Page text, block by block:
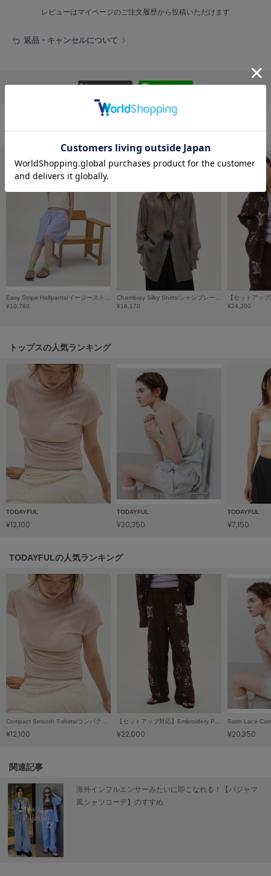
ファーファー
gelato pique Sleep
ジェラート ピケ スリープ
グラミチ
HUNTER
ハンター
HOKA ONEONE
KEEN
キーン
LeSportsac
LILY BROWN
LILY BROWN Lingerie
リリーブラウンランジェリー
リトルユニオン トウキョウ
made of Organics
メイドオブオーガニクス
ミチュ コケット
miies miim
ミーエスミーム
Mila Owen
ミラオーウェン
MOIGE
レビューはマイページのご注文履歴から投稿いただけます
返品・キャンセルについて
おすすめ商品
¥10,780
¥16,170
¥24,200
トップスの人気ランキング
TODAYFUL
¥12,100
TODAYFUL
¥20,350
TODAYFUL
¥7,150
TODAYFULの人気ランキング
Compact Smooth T-shirts/コンパクトスムースTシャツ
¥12,100
【セットアップ対応】Embroidery Patchwork Trousers/エンブロイダリーパッチワークトラウザーズ
¥22,000 ¥20,350
関連記事
海外インフルエンサーみたいに即こなれる！【パジャマ
風シャツコーデ】のすすめ